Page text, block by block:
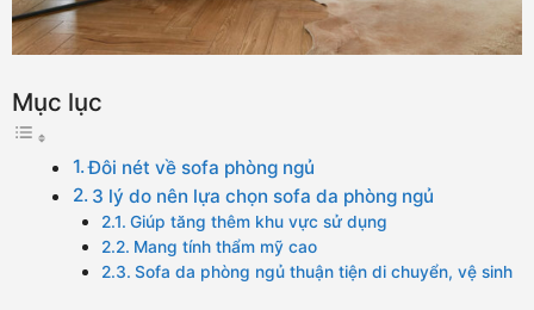
Mục lục
Đôi nét về sofa phòng ngủ
3 lý do nên lựa chọn sofa da phòng ngủ
Giúp tăng thêm khu vực sử dụng
Mang tính thẩm mỹ cao
Sofa da phòng ngủ thuận tiện di chuyển, vệ sinh